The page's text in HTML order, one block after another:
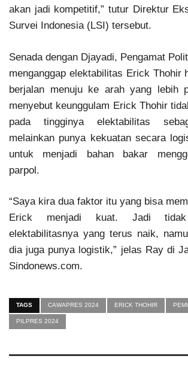
akan jadi kompetitif,” tutur Direktur
Survei Indonesia (LSI) tersebut.
Senada dengan Djayadi, Pengamat
menganggap elektabilitas Erick Thohir
berjalan menuju ke arah yang lebih
menyebut keunggulam Erick Thohir
pada tingginya elektabilitas
melainkan punya kekuatan secara
untuk menjadi bahan bakar
parpol.
“Saya kira dua faktor itu yang bisa
Erick menjadi kuat. Jadi
elektabilitasnya yang terus naik,
dia juga punya logistik,” jelas Ray di
Sindonews.com.
TAGS CAWAPRES 2024 ERICK THOHIR
PILPRES 2024